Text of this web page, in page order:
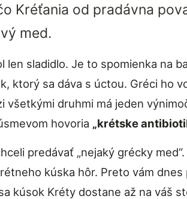
Kréťania od pradávna
med.
len sladidlo. Je to spomienka na
ktorý sa dáva s úctou. Gréci ho
všetkými druhmi má jeden
hovoria „krétske
predávať „nejaký grécky
kúska hôr. Preto vám dnes
kúsok Kréty dostane až na váš